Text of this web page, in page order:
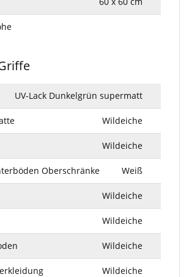
UV-Lack Dunkelgrün supermatt
Wildeiche
Wildeiche
Oberschränke Weiß
Wildeiche
Wildeiche
Wildeiche
Wildeiche